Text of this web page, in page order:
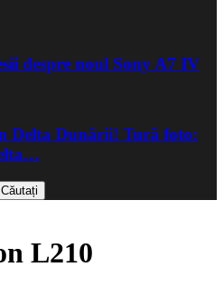
despre noul Sony A7 IV
Delta Dunării! Tură foto:
L210